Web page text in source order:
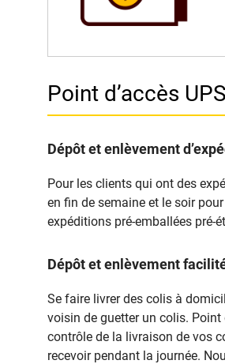
Point d’accès
Dépôt et enlèvement
Pour les clients qui ont des
en fin de semaine et le soir
expéditions pré-emballées pré-
Dépôt et enlèvement
Se faire livrer des colis à
voisin de guetter un colis. Point
contrôle de la livraison de vos
recevoir pendant la journée.